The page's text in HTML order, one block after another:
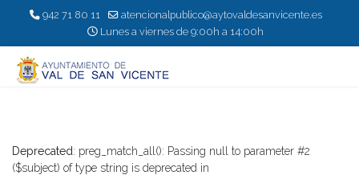
942 71 80 11
atencionalpublico@aytovaldesanvicente.es
Lunes a viernes de 9:00h a 14:00h
Deprecated: preg_match_all(): Passing null to parameter #2
($subject) of type string is deprecated in